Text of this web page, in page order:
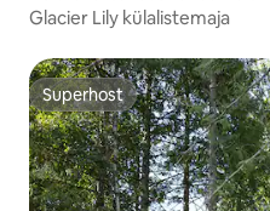
Glacier Lily külalistemaja
Superhost
Superhost